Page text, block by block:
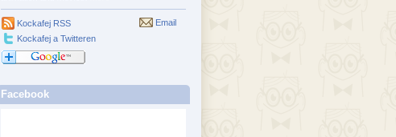
Kockafej RSS
Kockafej a Twitteren
Email
Facebook